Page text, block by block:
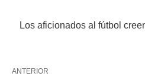
Los aficionados al fútbol
ANTERIOR